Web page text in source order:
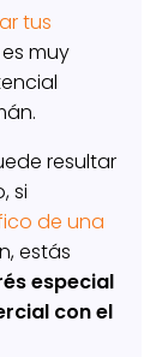
tus
muy
resultar
si
de una
estás
especial
con el